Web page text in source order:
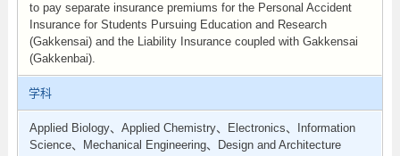
to pay separate insurance premiums for the Personal Accident
Insurance for Students Pursuing Education and Research
(Gakkensai) and the Liability Insurance coupled with Gakkensai
(Gakkenbai).
学科
Applied Biology、Applied Chemistry、Electronics、Information
Science、Mechanical Engineering、Design and Architecture